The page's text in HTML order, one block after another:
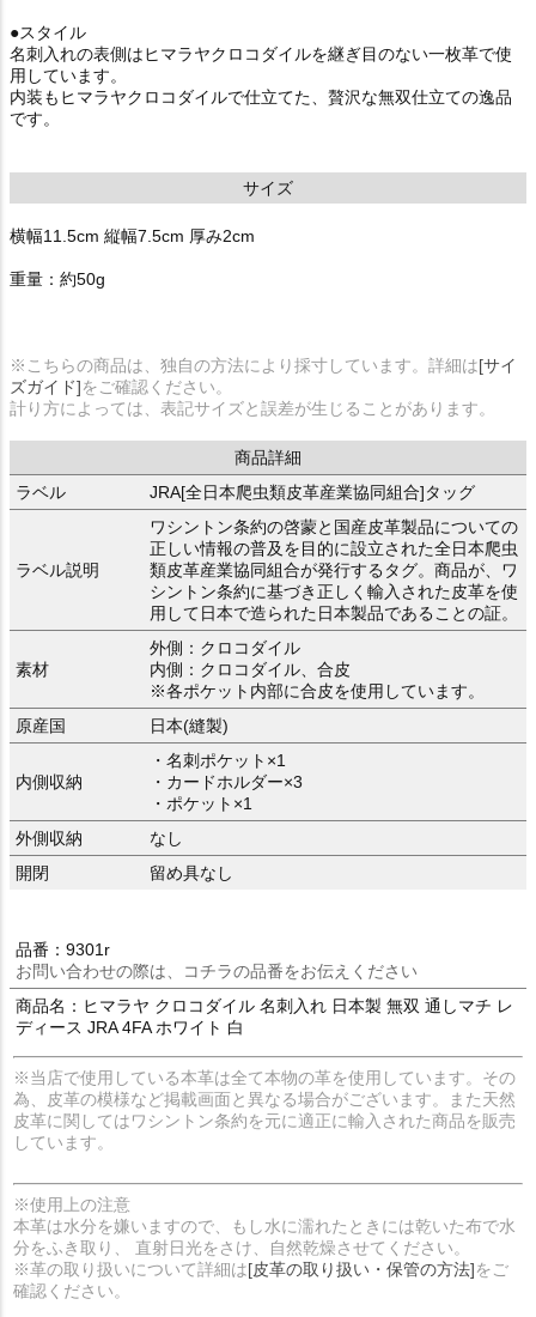
●スタイル
名刺入れの表側はヒマラヤクロコダイルを継ぎ目のない一枚革で使
用しています。
内装もヒマラヤクロコダイルで仕立てた、贅沢な無双仕立ての逸品
です。
サイズ
横幅11.5cm 縦幅7.5cm 厚み2cm
重量：約50g
※こちらの商品は、独自の方法により採寸しています。詳細は[サイ
ズガイド]をご確認ください。
計り方によっては、表記サイズと誤差が生じることがあります。
商品詳細
ラベル
JRA[全日本爬虫類皮革産業協同組合]タッグ
ラベル説明
ワシントン条約の啓蒙と国産皮革製品についての
正しい情報の普及を目的に設立された全日本爬虫
類皮革産業協同組合が発行するタグ。商品が、ワ
シントン条約に基づき正しく輸入された皮革を使
用して日本で造られた日本製品であることの証。
素材
外側：クロコダイル
内側：クロコダイル、合皮
※各ポケット内部に合皮を使用しています。
原産国
日本(縫製)
内側収納
・名刺ポケット×1
・カードホルダー×3
・ポケット×1
外側収納
なし
開閉
留め具なし
品番：9301r
お問い合わせの際は、コチラの品番をお伝えください
商品名：ヒマラヤ クロコダイル 名刺入れ 日本製 無双 通しマチ レ
ディース JRA 4FA ホワイト 白
※当店で使用している本革は全て本物の革を使用しています。その
為、皮革の模様など掲載画面と異なる場合がございます。また天然
皮革に関してはワシントン条約を元に適正に輸入された商品を販売
しています。
※使用上の注意
本革は水分を嫌いますので、もし水に濡れたときには乾いた布で水
分をふき取り、 直射日光をさけ、自然乾燥させてください。
※革の取り扱いについて詳細は[皮革の取り扱い・保管の方法]をご
確認ください。